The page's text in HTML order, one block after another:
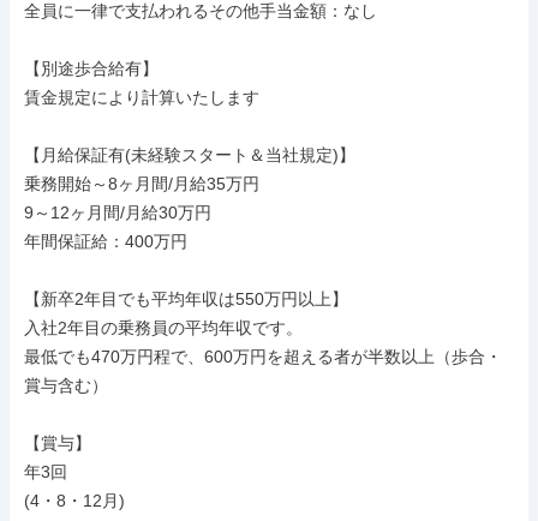
全員に一律で支払われるその他手当金額：なし
【別途歩合給有】
賃金規定により計算いたします
【月給保証有(未経験スタート＆当社規定)】
乗務開始～8ヶ月間/月給35万円
9～12ヶ月間/月給30万円
年間保証給：400万円
【新卒2年目でも平均年収は550万円以上】
入社2年目の乗務員の平均年収です。
最低でも470万円程で、600万円を超える者が半数以上（歩合・
賞与含む）
【賞与】
年3回
(4・8・12月)